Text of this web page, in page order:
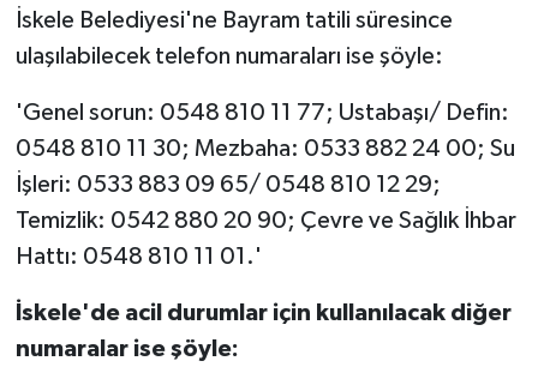
İskele Belediyesi'ne Bayram tatili süresince
ulaşılabilecek telefon numaraları ise şöyle:
'Genel sorun: 0548 810 11 77; Ustabaşı/ Defin:
0548 810 11 30; Mezbaha: 0533 882 24 00; Su
İşleri: 0533 883 09 65/ 0548 810 12 29;
Temizlik: 0542 880 20 90; Çevre ve Sağlık İhbar
Hattı: 0548 810 11 01.'
İskele'de acil durumlar için kullanılacak diğer
numaralar ise şöyle: